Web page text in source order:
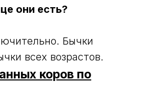
они есть?
Бычки
всех возрастов.
коров по